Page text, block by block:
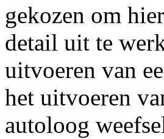
gekozen om
detail uit te
uitvoeren van
het uitvoeren
autoloog